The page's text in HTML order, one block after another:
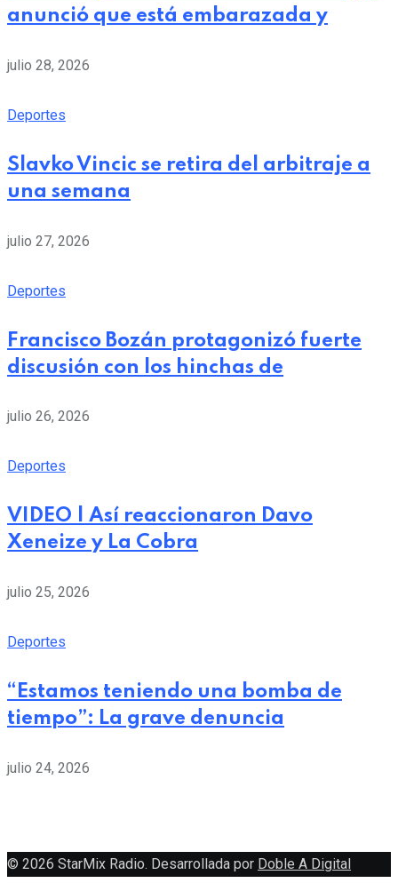
anunció que está embarazada y
julio 28, 2026
Deportes
Slavko Vincic se retira del arbitraje a
una semana
julio 27, 2026
Deportes
Francisco Bozán protagonizó fuerte
discusión con los hinchas de
julio 26, 2026
Deportes
VIDEO | Así reaccionaron Davo
Xeneize y La Cobra
julio 25, 2026
Deportes
“Estamos teniendo una bomba de
tiempo”: La grave denuncia
julio 24, 2026
© 2026 StarMix Radio. Desarrollada por Doble A Digital